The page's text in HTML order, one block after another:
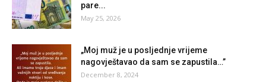
pare...
May 25, 2026
„Moj muž je u posljednje vrijeme
nagovještavao da sam se zapustila…”
December 8, 2024